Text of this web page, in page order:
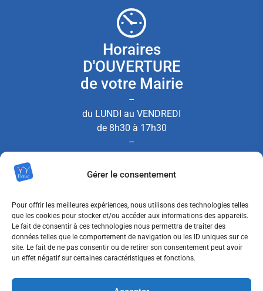
Gérer le consentement
Pour offrir les meilleures expériences, nous utilisons des technologies telles
que les cookies pour stocker et/ou accéder aux informations des appareils.
Le fait de consentir à ces technologies nous permettra de traiter des
données telles que le comportement de navigation ou les ID uniques sur ce
site. Le fait de ne pas consentir ou de retirer son consentement peut avoir
un effet négatif sur certaines caractéristiques et fonctions.
Horaires
D'OUVERTURE
de votre Mairie
–
du LUNDI au VENDREDI
de 8h30 à 17h30
–
Nous contacter
MENTIONS LÉGALES